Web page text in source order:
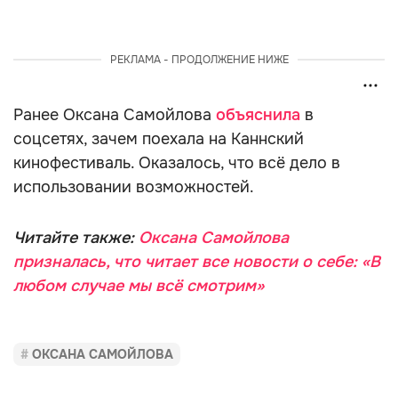
РЕКЛАМА - ПРОДОЛЖЕНИЕ НИЖЕ
Ранее Оксана Самойлова объяснила в
соцсетях, зачем поехала на Каннский
кинофестиваль. Оказалось, что всё дело в
использовании возможностей.
Читайте также: Оксана Самойлова
призналась, что читает все новости о себе: «В
любом случае мы всё смотрим»
ОКСАНА САМОЙЛОВА